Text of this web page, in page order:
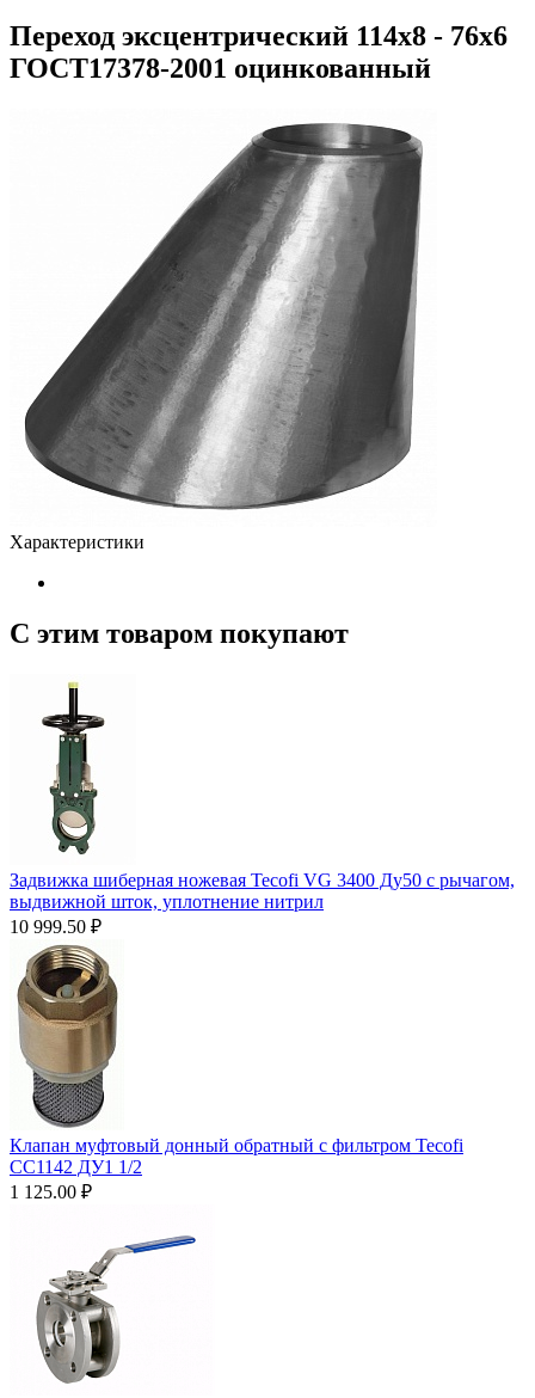
Переход эксцентрический 114х8 - 76х6
ГОСТ17378-2001 оцинкованный
Характеристики
С этим товаром покупают
Задвижка шиберная ножевая Tecofi VG 3400 Ду50 с рычагом,
выдвижной шток, уплотнение нитрил
10 999.50 ₽
Клапан муфтовый донный обратный с фильтром Tecofi
CC1142 ДУ1 1/2
1 125.00 ₽